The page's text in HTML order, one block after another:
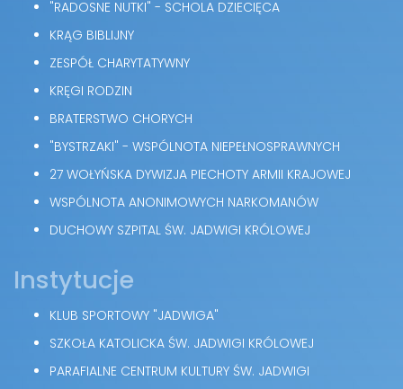
"RADOSNE NUTKI" - SCHOLA DZIECIĘCA
KRĄG BIBLIJNY
ZESPÓŁ CHARYTATYWNY
KRĘGI RODZIN
BRATERSTWO CHORYCH
"BYSTRZAKI" - WSPÓLNOTA NIEPEŁNOSPRAWNYCH
27 WOŁYŃSKA DYWIZJA PIECHOTY ARMII KRAJOWEJ
WSPÓLNOTA ANONIMOWYCH NARKOMANÓW
DUCHOWY SZPITAL ŚW. JADWIGI KRÓLOWEJ
Instytucje
KLUB SPORTOWY "JADWIGA"
SZKOŁA KATOLICKA ŚW. JADWIGI KRÓLOWEJ
PARAFIALNE CENTRUM KULTURY ŚW. JADWIGI